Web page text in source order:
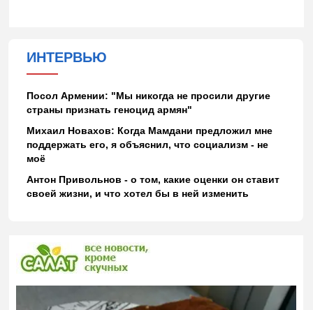
ИНТЕРВЬЮ
Посол Армении: "Мы никогда не просили другие
страны признать геноцид армян"
Михаил Новахов: Когда Мамдани предложил мне
поддержать его, я объяснил, что социализм - не
моё
Антон Привольнов - о том, какие оценки он ставит
своей жизни, и что хотел бы в ней изменить